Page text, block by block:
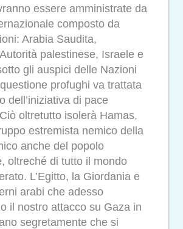
essere amministrate da
composto da
Arabia Saudita,
palestinese, Israele e
gli auspici delle Nazioni
profughi va trattata
dell’iniziativa di pace
oltretutto isolerà Hamas,
estremista nemico della
anche del popolo
oltreché di tutto il mondo
L’Egitto, la Giordania e
arabi che adesso
il nostro attacco su Gaza in
segretamente che si